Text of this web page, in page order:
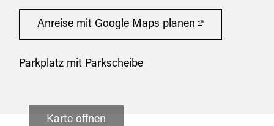
Karte öffnen
Anreise mit Google Maps planen
Parkplatz mit Parkscheibe